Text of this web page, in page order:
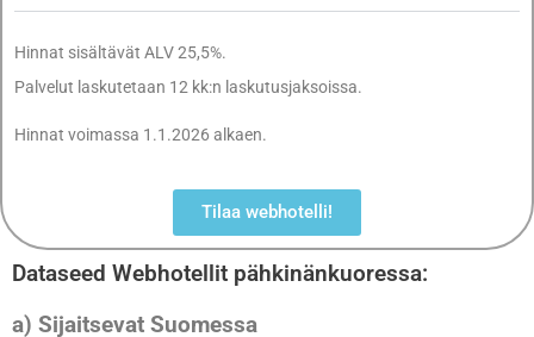
Hinnat sisältävät ALV 25,5%.
Palvelut laskutetaan 12 kk:n laskutusjaksoissa.
Hinnat voimassa 1.1.2026 alkaen.
Tilaa webhotelli!
Dataseed Webhotellit pähkinänkuoressa:
a) Sijaitsevat Suomessa